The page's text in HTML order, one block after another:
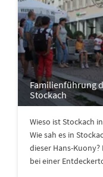
Familienführung
Stockach
Wieso ist Stockach
Wie sah es in
dieser Hans-
bei einer